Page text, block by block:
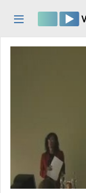
Kategóriák
Lejátszási listák
Intézmények